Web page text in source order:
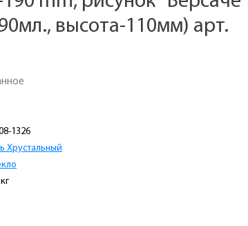
высота-110мм) арт.
1326
Хрустальный